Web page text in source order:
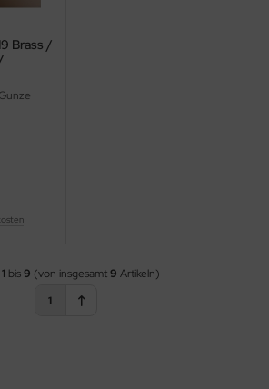
Brass /
1bis9 (von insgesamt9 Artikeln)
1